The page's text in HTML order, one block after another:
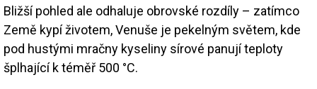
Bližší pohled ale odhaluje obrovské rozdíly – zatímco
Země kypí životem, Venuše je pekelným světem, kde
pod hustými mračny kyseliny sírové panují teploty
šplhající k téměř 500 °C.